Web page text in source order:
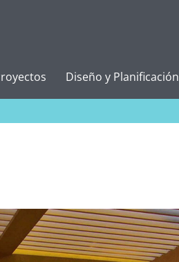
Diseño y Planificación